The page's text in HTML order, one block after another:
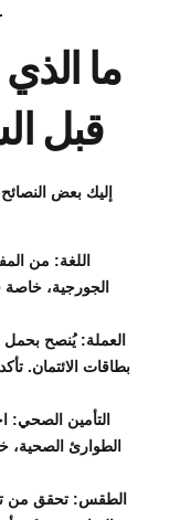
مثل حجز فندق أو دعوة من مضيف محلي.
ما
قبل
إليك بعض
اللغة: من
الجورجية،
العملة: يُنصح بحمل
بطاقات الائتمان.
التأمين
الطوارئ
الطقس: تحقق من